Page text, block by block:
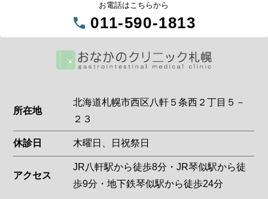
お電話はこちらから
call 011-590-1813
所在地
北海道札幌市西区八軒５条西２丁目５－
２３
休診日 木曜日、日祝祭日
アクセス
JR八軒駅から徒歩8分・JR琴似駅から徒
歩9分・地下鉄琴似駅から徒歩24分